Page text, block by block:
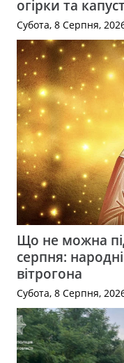
огірки та
Субота, 8 Серпня,
Що не можна
серпня:
вітрогона
Субота, 8 Серпня,